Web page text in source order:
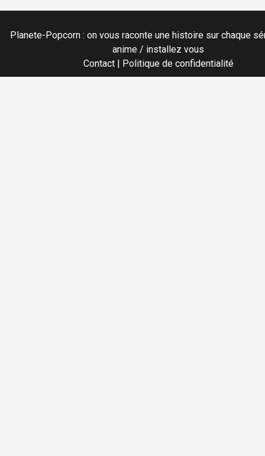
Planete-Popcorn : on vous raconte une histoire sur chaque
anime / installez vous
Contact| Politique de confidentialité